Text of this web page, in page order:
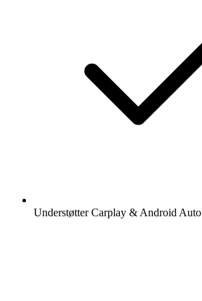
Understøtter Carplay & Android Auto